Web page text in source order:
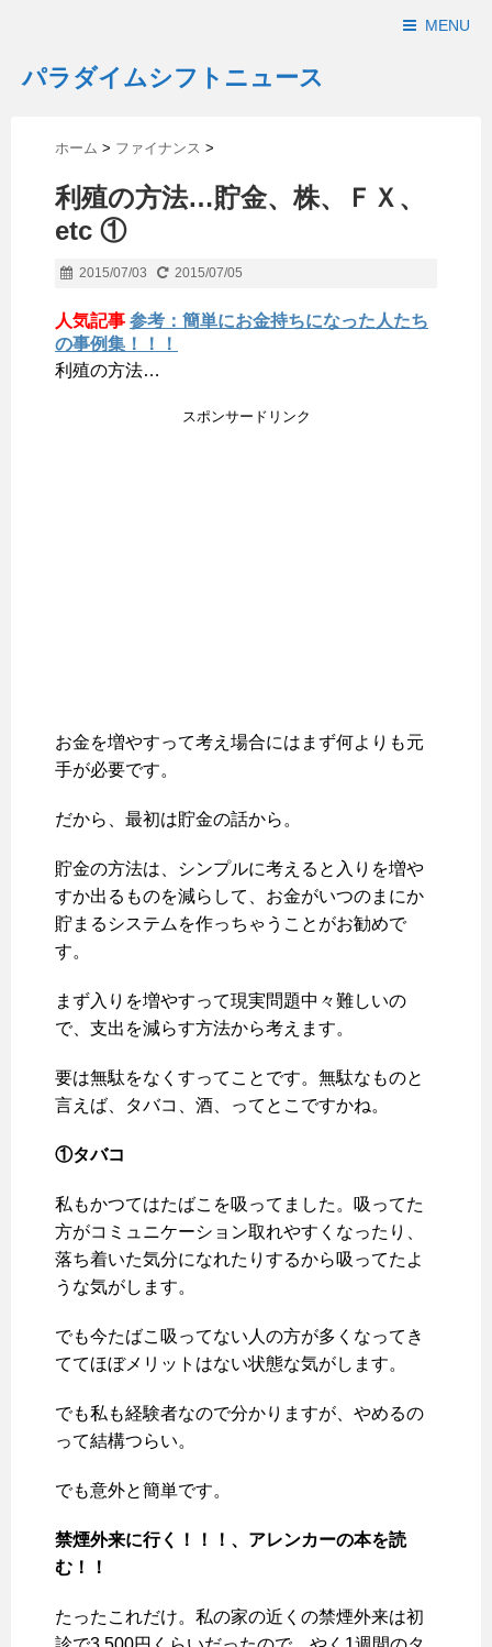
MENU
パラダイムシフトニュース
ホーム > ファイナンス >
利殖の方法…貯金、株、ＦＸ、
etc ①
2015/07/03 2015/07/05
人気記事 参考：簡単にお金持ちになった人たち
の事例集！！！
利殖の方法…
スポンサードリンク
お金を増やすって考え場合にはまず何よりも元
手が必要です。
だから、最初は貯金の話から。
貯金の方法は、シンプルに考えると入りを増や
すか出るものを減らして、お金がいつのまにか
貯まるシステムを作っちゃうことがお勧めで
す。
まず入りを増やすって現実問題中々難しいの
で、支出を減らす方法から考えます。
要は無駄をなくすってことです。無駄なものと
言えば、タバコ、酒、ってとこですかね。
①タバコ
私もかつてはたばこを吸ってました。吸ってた
方がコミュニケーション取れやすくなったり、
落ち着いた気分になれたりするから吸ってたよ
うな気がします。
でも今たばこ吸ってない人の方が多くなってき
ててほぼメリットはない状態な気がします。
でも私も経験者なので分かりますが、やめるの
って結構つらい。
でも意外と簡単です。
禁煙外来に行く！！！、アレンカーの本を読
む！！
たったこれだけ。私の家の近くの禁煙外来は初